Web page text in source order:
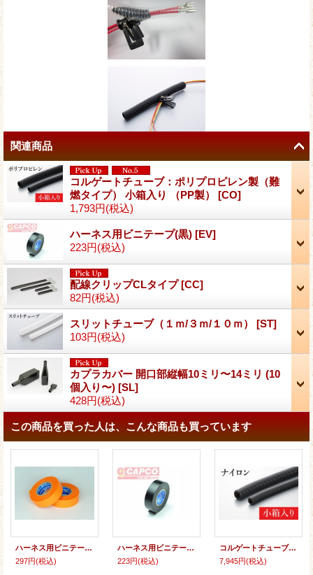
関連商品
コルゲートチューブ：ポリプロピレン製（難
燃タイプ） 小箱入り （PP製） [CO]
1,793円(税込)
ハーネス用ビニテープ(黒) [EV]
223円(税込)
配線クリップCLタイプ[CC]
82円(税込)
スリットチューブ（１ｍ/３ｍ/１０ｍ） [ST]
103円(税込)
カプラカバー 開口部縦幅10ミリ〜14ミリ (10
個入り〜) [SL]
428円(税込)
この商品を買った人は、こんな商品も買っています
ハーネス用ビニテープ(橙)
297円(税込)
ハーネス用ビニテープ(黒)
223円(税込)
コルゲートチューブ：ナイロン製（難燃タイプ） 小箱入り （PA製）
7,945円(税込)